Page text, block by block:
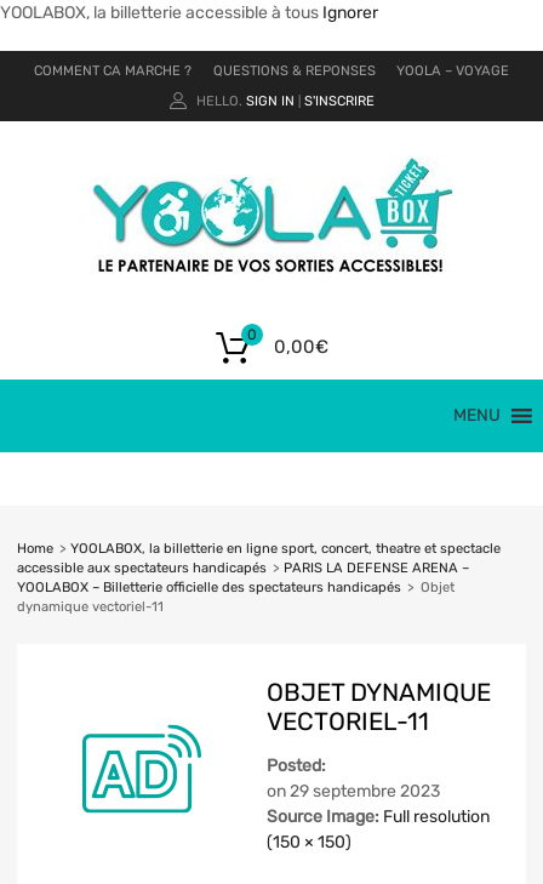
YOOLABOX, la billetterie accessible à tous Ignorer
COMMENT CA MARCHE ? QUESTIONS & REPONSES
YOOLA – VOYAGE
HELLO. SIGN IN S'INSCRIRE
0,00€
0
MENU
Home > YOOLABOX, la billetterie en ligne sport, concert, theatre et spectacle
accessible aux spectateurs handicapés > PARIS LA DEFENSE ARENA –
YOOLABOX – Billetterie officielle des spectateurs handicapés > Objet
dynamique vectoriel-11
OBJET DYNAMIQUE
VECTORIEL-11
Posted:
on29 septembre 2023
Source Image: Full resolution
(150 × 150)